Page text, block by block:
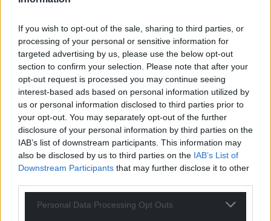
If you wish to opt-out of the sale, sharing to third parties, or
processing of your personal or sensitive information for
targeted advertising by us, please use the below opt-out
section to confirm your selection. Please note that after your
opt-out request is processed you may continue seeing
interest-based ads based on personal information utilized by
us or personal information disclosed to third parties prior to
your opt-out. You may separately opt-out of the further
disclosure of your personal information by third parties on the
IAB’s list of downstream participants. This information may
also be disclosed by us to third parties on the IAB’s List of
Downstream Participants that may further disclose it to other
Personal Data Processing Opt Outs
‘Aberteifi’; ayyb.
I raddau bu hyn yn wir erioed; ond oherwydd
meintioli’r newid yn y de-orllewin a rhai mannau
eraill dros yr ugain mlynedd ddiwethaf, mae’r bwlch
rhwng y dychmygol a’r realiti, fel y bwlch rhwng ‘lle’
y Cymry a ‘lle’ y lleill, yn fwy nag erioed ac yn codi her
aruthrol.
Ond dim ond i un ochr o’r agendor; ochr y Cymry.
Does dim rheswm gan yr ochr arall i geisio bontio’r
Parhad